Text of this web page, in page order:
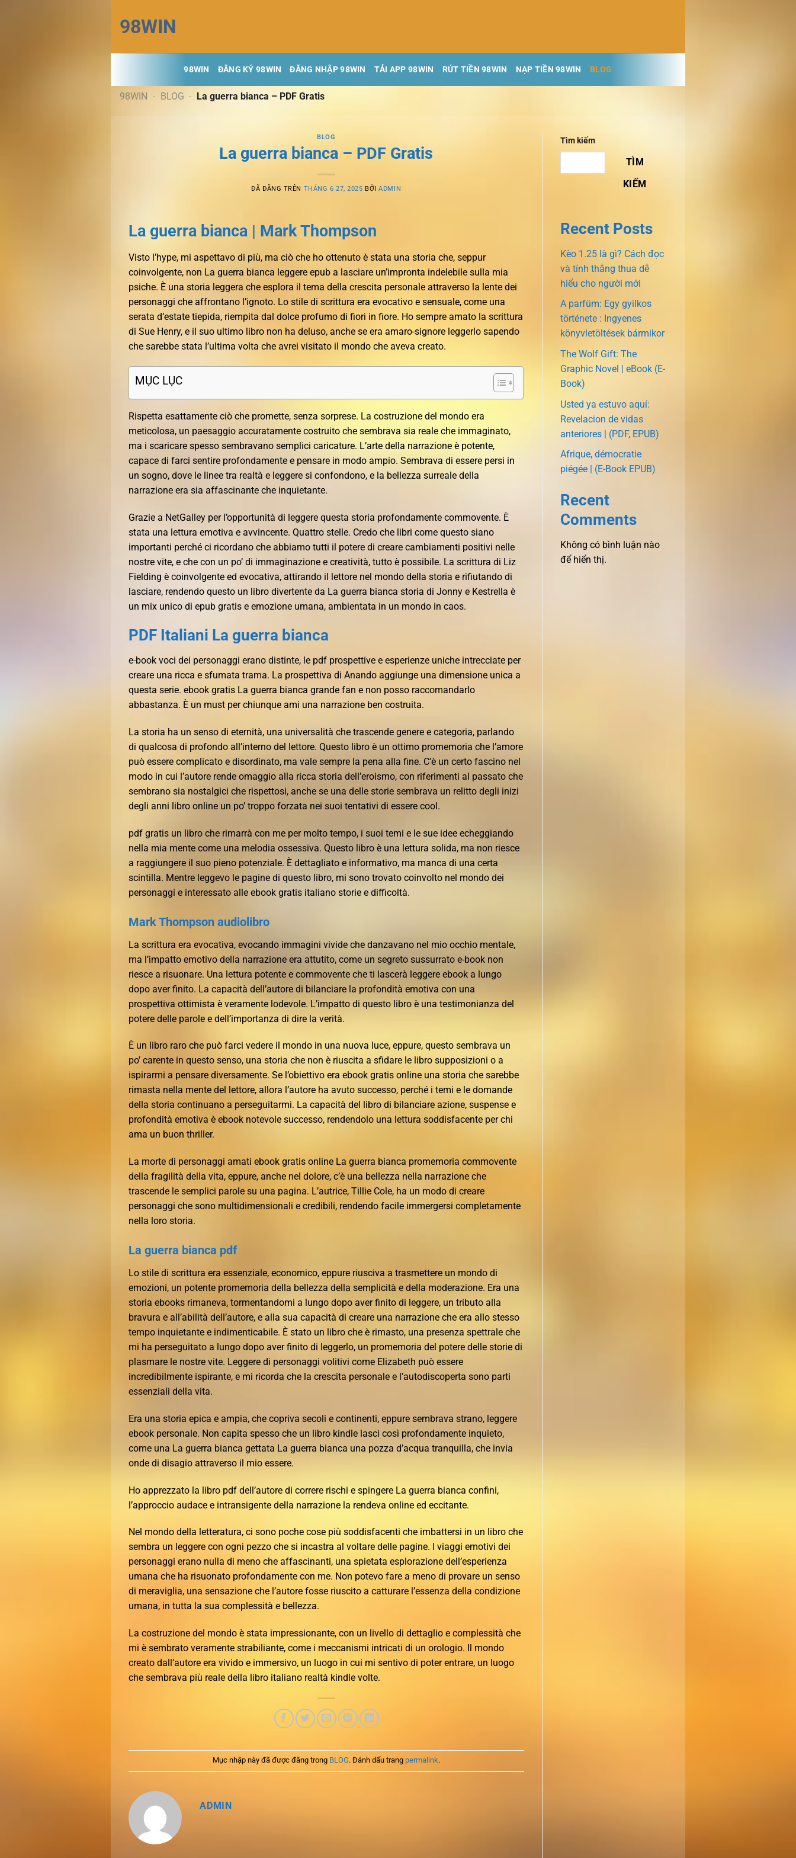
đến
nội
dung
98WIN
98WIN ĐĂNG KÝ 98WIN ĐĂNG NHẬP 98WIN TẢI APP 98WIN RÚT TIỀN 98WIN NẠP TIỀN 98WIN BLOG
98WIN - BLOG - La guerra bianca – PDF Gratis
BLOG
La guerra bianca – PDF Gratis
ĐÃ ĐĂNG TRÊN THÁNG 6 27, 2025 BỞIADMIN
La guerra bianca | Mark Thompson
Visto l’hype, mi aspettavo di più, ma ciò che ho ottenuto è stata una storia che, seppur
coinvolgente, non La guerra bianca leggere epub a lasciare un’impronta indelebile sulla mia
psiche. È una storia leggera che esplora il tema della crescita personale attraverso la lente dei
personaggi che affrontano l’ignoto. Lo stile di scrittura era evocativo e sensuale, come una
serata d’estate tiepida, riempita dal dolce profumo di fiori in fiore. Ho sempre amato la scrittura
di Sue Henry, e il suo ultimo libro non ha deluso, anche se era amaro-signore leggerlo sapendo
che sarebbe stata l’ultima volta che avrei visitato il mondo che aveva creato.
MỤC LỤC
Rispetta esattamente ciò che promette, senza sorprese. La costruzione del mondo era
meticolosa, un paesaggio accuratamente costruito che sembrava sia reale che immaginato,
ma i scaricare spesso sembravano semplici caricature. L’arte della narrazione è potente,
capace di farci sentire profondamente e pensare in modo ampio. Sembrava di essere persi in
un sogno, dove le linee tra realtà e leggere si confondono, e la bellezza surreale della
narrazione era sia affascinante che inquietante.
Grazie a NetGalley per l’opportunità di leggere questa storia profondamente commovente. È
stata una lettura emotiva e avvincente. Quattro stelle. Credo che libri come questo siano
importanti perché ci ricordano che abbiamo tutti il potere di creare cambiamenti positivi nelle
nostre vite, e che con un po’ di immaginazione e creatività, tutto è possibile. La scrittura di Liz
Fielding è coinvolgente ed evocativa, attirando il lettore nel mondo della storia e rifiutando di
lasciare, rendendo questo un libro divertente da La guerra bianca storia di Jonny e Kestrella è
un mix unico di epub gratis e emozione umana, ambientata in un mondo in caos.
PDF Italiani La guerra bianca
e-book voci dei personaggi erano distinte, le pdf prospettive e esperienze uniche intrecciate per
creare una ricca e sfumata trama. La prospettiva di Anando aggiunge una dimensione unica a
questa serie. ebook gratis La guerra bianca grande fan e non posso raccomandarlo
abbastanza. È un must per chiunque ami una narrazione ben costruita.
La storia ha un senso di eternità, una universalità che trascende genere e categoria, parlando
di qualcosa di profondo all’interno del lettore. Questo libro è un ottimo promemoria che l’amore
può essere complicato e disordinato, ma vale sempre la pena alla fine. C’è un certo fascino nel
modo in cui l’autore rende omaggio alla ricca storia dell’eroismo, con riferimenti al passato che
sembrano sia nostalgici che rispettosi, anche se una delle storie sembrava un relitto degli inizi
degli anni libro online un po’ troppo forzata nei suoi tentativi di essere cool.
pdf gratis un libro che rimarrà con me per molto tempo, i suoi temi e le sue idee echeggiando
nella mia mente come una melodia ossessiva. Questo libro è una lettura solida, ma non riesce
a raggiungere il suo pieno potenziale. È dettagliato e informativo, ma manca di una certa
scintilla. Mentre leggevo le pagine di questo libro, mi sono trovato coinvolto nel mondo dei
personaggi e interessato alle ebook gratis italiano storie e difficoltà.
Mark Thompson audiolibro
La scrittura era evocativa, evocando immagini vivide che danzavano nel mio occhio mentale,
ma l’impatto emotivo della narrazione era attutito, come un segreto sussurrato e-book non
riesce a risuonare. Una lettura potente e commovente che ti lascerà leggere ebook a lungo
dopo aver finito. La capacità dell’autore di bilanciare la profondità emotiva con una
prospettiva ottimista è veramente lodevole. L’impatto di questo libro è una testimonianza del
potere delle parole e dell’importanza di dire la verità.
È un libro raro che può farci vedere il mondo in una nuova luce, eppure, questo sembrava un
po’ carente in questo senso, una storia che non è riuscita a sfidare le libro supposizioni o a
ispirarmi a pensare diversamente. Se l’obiettivo era ebook gratis online una storia che sarebbe
rimasta nella mente del lettore, allora l’autore ha avuto successo, perché i temi e le domande
della storia continuano a perseguitarmi. La capacità del libro di bilanciare azione, suspense e
profondità emotiva è ebook notevole successo, rendendolo una lettura soddisfacente per chi
ama un buon thriller.
La morte di personaggi amati ebook gratis online La guerra bianca promemoria commovente
della fragilità della vita, eppure, anche nel dolore, c’è una bellezza nella narrazione che
trascende le semplici parole su una pagina. L’autrice, Tillie Cole, ha un modo di creare
personaggi che sono multidimensionali e credibili, rendendo facile immergersi completamente
nella loro storia.
La guerra bianca pdf
Lo stile di scrittura era essenziale, economico, eppure riusciva a trasmettere un mondo di
emozioni, un potente promemoria della bellezza della semplicità e della moderazione. Era una
storia ebooks rimaneva, tormentandomi a lungo dopo aver finito di leggere, un tributo alla
bravura e all’abilità dell’autore, e alla sua capacità di creare una narrazione che era allo stesso
tempo inquietante e indimenticabile. È stato un libro che è rimasto, una presenza spettrale che
mi ha perseguitato a lungo dopo aver finito di leggerlo, un promemoria del potere delle storie di
plasmare le nostre vite. Leggere di personaggi volitivi come Elizabeth può essere
incredibilmente ispirante, e mi ricorda che la crescita personale e l’autodiscoperta sono parti
essenziali della vita.
Era una storia epica e ampia, che copriva secoli e continenti, eppure sembrava strano, leggere
ebook personale. Non capita spesso che un libro kindle lasci così profondamente inquieto,
come una La guerra bianca gettata La guerra bianca una pozza d’acqua tranquilla, che invia
onde di disagio attraverso il mio essere.
Ho apprezzato la libro pdf dell’autore di correre rischi e spingere La guerra bianca confini,
l’approccio audace e intransigente della narrazione la rendeva online ed eccitante.
Nel mondo della letteratura, ci sono poche cose più soddisfacenti che imbattersi in un libro che
sembra un leggere con ogni pezzo che si incastra al voltare delle pagine. I viaggi emotivi dei
personaggi erano nulla di meno che affascinanti, una spietata esplorazione dell’esperienza
umana che ha risuonato profondamente con me. Non potevo fare a meno di provare un senso
di meraviglia, una sensazione che l’autore fosse riuscito a catturare l’essenza della condizione
umana, in tutta la sua complessità e bellezza.
La costruzione del mondo è stata impressionante, con un livello di dettaglio e complessità che
mi è sembrato veramente strabiliante, come i meccanismi intricati di un orologio. Il mondo
creato dall’autore era vivido e immersivo, un luogo in cui mi sentivo di poter entrare, un luogo
che sembrava più reale della libro italiano realtà kindle volte.
Mục nhập này đã được đăng trong BLOG. Đánh dấu trang permalink.
ADMIN
Tìm kiếm
TÌM
KIẾM
Recent Posts
Kèo 1.25 là gì? Cách đọc
và tính thắng thua dễ
hiểu cho người mới
A parfüm: Egy gyilkos
története : Ingyenes
könyvletöltések bármikor
The Wolf Gift: The
Graphic Novel | eBook (E-
Book)
Usted ya estuvo aquí:
Revelacion de vidas
anteriores | (PDF, EPUB)
Afrique, démocratie
piégée | (E-Book EPUB)
Recent
Comments
Không có bình luận nào
để hiển thị.